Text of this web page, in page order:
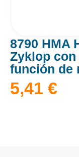
8790 HMA
Zyklop con
función de
5,41 €